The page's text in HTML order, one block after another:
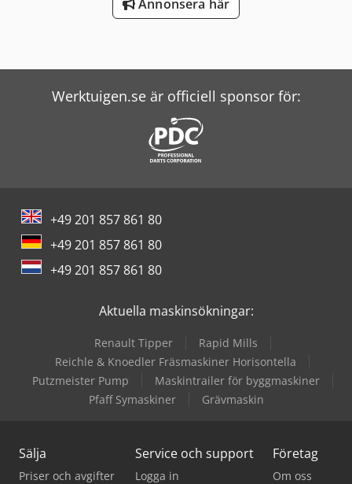
Annonsera här
Werktuigen.se är officiell sponsor för:
+49 201 857 861 80
+49 201 857 861 80
+49 201 857 861 80
Aktuella maskinsökningar:
Renault Tipper
Rapid Mills
Reichle & Knoedler Fräsmaskiner Horisontella
Putzmeister Pump
Maskintrailer för byggmaskiner
Pfaff Symaskiner
Grävmaskin
Sälja
Priser och avgifter
Service och support
Logga in
Företag
Om oss